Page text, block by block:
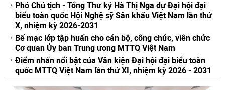
Phó Chủ tịch - Tổng Thư ký Hà Thị Nga dự Đại hội đại
biểu toàn quốc Hội Nghệ sỹ Sân khấu Việt Nam lần thứ
X, nhiệm kỳ 2026-2031
Bế mạc lớp tập huấn cho cán bộ, công chức, viên chức
Cơ quan Ủy ban Trung ương MTTQ Việt Nam
Điểm nhấn nổi bật của Văn kiện Đại hội đại biểu toàn
quốc MTTQ Việt Nam lần thứ XI, nhiệm kỳ 2026 - 2031